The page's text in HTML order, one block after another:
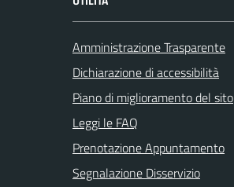
Amministrazione Trasparente
Dichiarazione di accessibilità
Piano di miglioramento del sito
Leggi le FAQ
Prenotazione Appuntamento
Segnalazione Disservizio